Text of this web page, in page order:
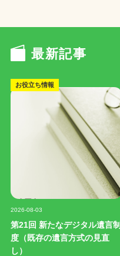
最新記事
お役立ち情報
2026-08-03
第21回 新たなデジタル遺言制
度（既存の遺言方式の見直
し）